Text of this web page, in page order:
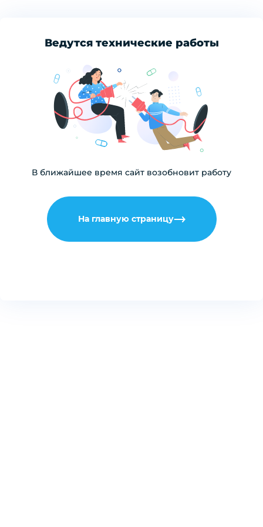
Ведутся технические работы
В ближайшее время сайт возобновит работу
На главную страницу